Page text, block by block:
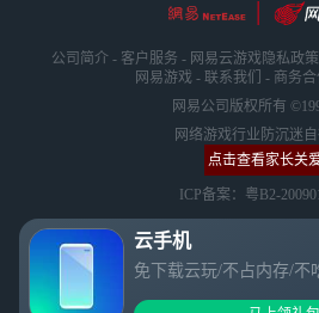
云手机
免下载云玩/不占内存/不
公司简介 - 客户服务 - 网易云游戏隐私政
网易游戏 - 联系我们 - 商务
网易公司版权所有
网络游戏行业防沉迷
点击查看家长关
ICP备案：粤B2-